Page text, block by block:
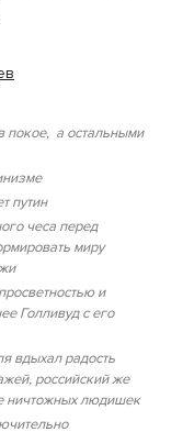
покое, а остальными
путин
чеса перед
миру
и
Голливуд с его
вдыхал радость
российский же
ничтожных людишек